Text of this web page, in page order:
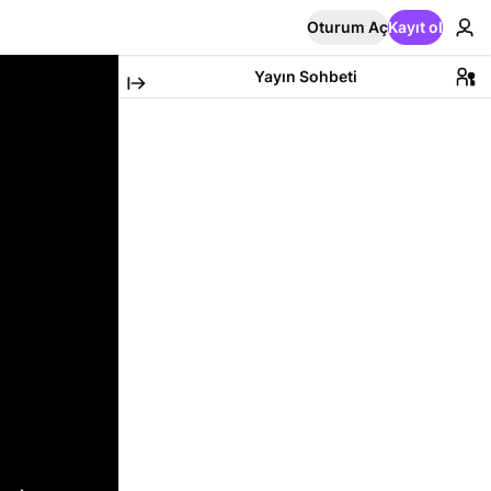
Oturum AçKayıt ol
Yayın Sohbeti